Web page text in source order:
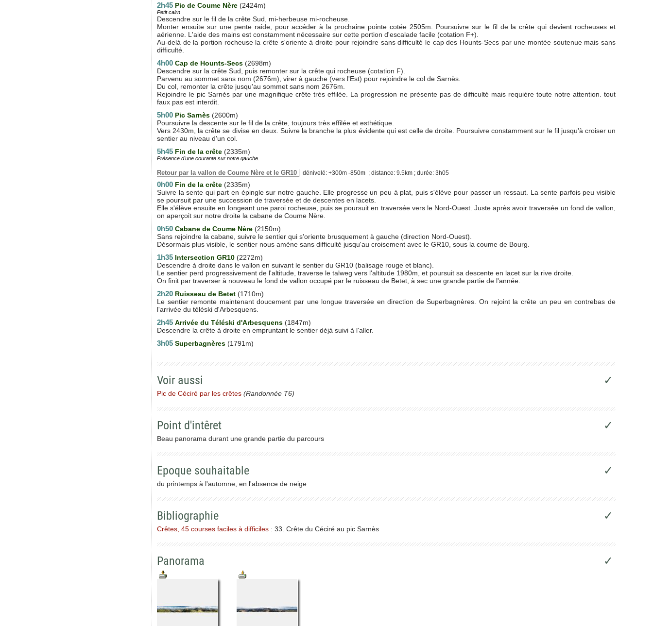
2h45 Pic de Coume Nère (2424m)
Petit cairn
Descendre sur le fil de la crête Sud, mi-herbeuse mi-rocheuse.
Monter ensuite sur une pente raide, pour accéder à la prochaine pointe cotée 2505m. Poursuivre sur le fil de la crête qui devient rocheuses et
aérienne. L'aide des mains est constamment nécessaire sur cette portion d'escalade facile (cotation F+).
Au-delà de la portion rocheuse la crête s'oriente à droite pour rejoindre sans difficulté le cap des Hounts-Secs par une montée soutenue mais sans
difficulté.
4h00 Cap de Hounts-Secs (2698m)
Descendre sur la crête Sud, puis remonter sur la crête qui rocheuse (cotation F).
Parvenu au sommet sans nom (2676m), virer à gauche (vers l'Est) pour rejoindre le col de Sarnès.
Du col, remonter la crête jusqu'au sommet sans nom 2676m.
Rejoindre le pic Sarnès par une magnifique crête très effilée. La progression ne présente pas de difficulté mais requière toute notre attention. tout
faux pas est interdit.
5h00 Pic Sarnès (2600m)
Poursuivre la descente sur le fil de la crête, toujours très effilée et esthétique.
Vers 2430m, la crête se divise en deux. Suivre la branche la plus évidente qui est celle de droite. Poursuivre constamment sur le fil jusqu'à croiser un
sentier au niveau d'un col.
5h45 Fin de la crête (2335m)
Présence d'une courante sur notre gauche.
Retour par la vallon de Coume Nère et le GR10 dénivelé: +300m -850m ; distance: 9.5km ; durée: 3h05
0h00 Fin de la crête (2335m)
Suivre la sente qui part en épingle sur notre gauche. Elle progresse un peu à plat, puis s'élève pour passer un ressaut. La sente parfois peu visible
se poursuit par une succession de traversée et de descentes en lacets.
Elle s'élève ensuite en longeant une paroi rocheuse, puis se poursuit en traversée vers le Nord-Ouest. Juste après avoir traversée un fond de vallon,
on aperçoit sur notre droite la cabane de Coume Nère.
0h50 Cabane de Coume Nère (2150m)
Sans rejoindre la cabane, suivre le sentier qui s'oriente brusquement à gauche (direction Nord-Ouest).
Désormais plus visible, le sentier nous amène sans difficulté jusqu'au croisement avec le GR10, sous la coume de Bourg.
1h35 Intersection GR10 (2272m)
Descendre à droite dans le vallon en suivant le sentier du GR10 (balisage rouge et blanc).
Le sentier perd progressivement de l'altitude, traverse le talweg vers l'altitude 1980m, et poursuit sa descente en lacet sur la rive droite.
On finit par traverser à nouveau le fond de vallon occupé par le ruisseau de Betet, à sec une grande partie de l'année.
2h20 Ruisseau de Betet (1710m)
Le sentier remonte maintenant doucement par une longue traversée en direction de Superbagnères. On rejoint la crête un peu en contrebas de
l'arrivée du téléski d'Arbesquens.
2h45 Arrivée du Téléski d'Arbesquens (1847m)
Descendre la crête à droite en empruntant le sentier déjà suivi à l'aller.
3h05 Superbagnères (1791m)
Voir aussi ✓
Pic de Céciré par les crêtes (Randonnée T6)
Point d'intêret ✓
Beau panorama durant une grande partie du parcours
Epoque souhaitable ✓
du printemps à l'automne, en l'absence de neige
Bibliographie ✓
Crêtes, 45 courses faciles à difficiles : 33. Crête du Céciré au pic Sarnès
Panorama ✓